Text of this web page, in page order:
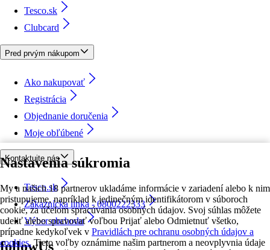
Nastavenia súkromia
My a našich 18 partnerov ukladáme informácie v zariadení alebo k nim
pristupujeme, napríklad k jedinečným identifikátorom v súboroch
cookie, za účelom spracúvania osobných údajov. Svoj súhlas môžete
udeliť alebo spravovať voľbou Prijať alebo Odmietnuť všetko,
prípadne kedykoľvek v Pravidlách pre ochranu osobných údajov a
cookies. Tieto voľby oznámime našim partnerom a neovplyvnia údaje
Tesco.sk
Clubcard
Pred prvým nákupom
Ako nakupovať
Registrácia
Objednanie doručenia
Moje obľúbené
Kontaktujte nás
Tesco.sk
Zákaznícka linka - 0800222333
Výber obchodu
followUs